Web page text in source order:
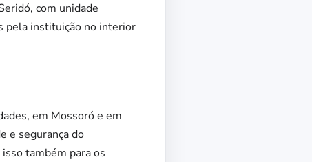
com unidade
pela instituição no interior
em Mossoró e em
e segurança do
também para os